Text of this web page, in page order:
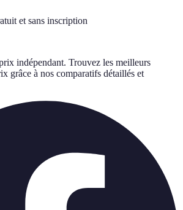
et sans inscription
indépendant. Trouvez les meilleurs
grâce à nos comparatifs détaillés et